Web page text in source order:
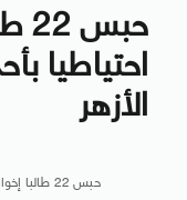
احتياطيا
الأزهر